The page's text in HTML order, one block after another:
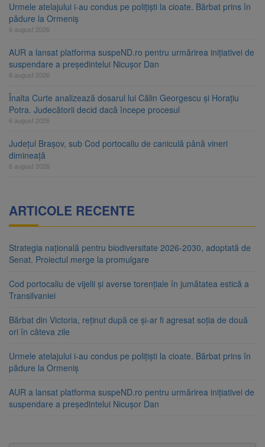
Urmele atelajului i-au condus pe polițiști la cioate. Bărbat prins în
pădure la Ormeniș
6 august 2026
AUR a lansat platforma suspeND.ro pentru urmărirea inițiativei de
suspendare a președintelui Nicușor Dan
6 august 2026
Înalta Curte analizează dosarul lui Călin Georgescu și Horațiu
Potra. Judecătorii decid dacă începe procesul
6 august 2026
Județul Brașov, sub Cod portocaliu de caniculă până vineri
dimineață
6 august 2026
ARTICOLE RECENTE
Strategia națională pentru biodiversitate 2026-2030, adoptată de
Senat. Proiectul merge la promulgare
Cod portocaliu de vijelii și averse torențiale în jumătatea estică a
Transilvaniei
Bărbat din Victoria, reținut după ce și-ar fi agresat soția de două
ori în câteva zile
Urmele atelajului i-au condus pe polițiști la cioate. Bărbat prins în
pădure la Ormeniș
AUR a lansat platforma suspeND.ro pentru urmărirea inițiativei de
suspendare a președintelui Nicușor Dan